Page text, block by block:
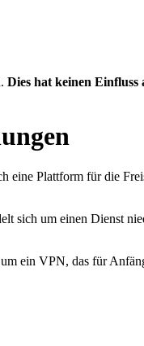
Dies hat keinen Einfluss
eine Plattform für die
sich um einen Dienst
ein VPN, das für